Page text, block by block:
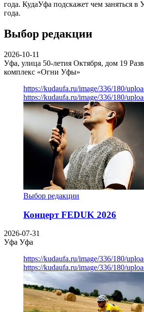
года. КудаУфа подскажет чем заняться
года.
Выбор редакции
2026-10-11
Уфа, улица 50-летия Октября, дом 19
комплекс «Огни Уфы»
https://kudaufa.ru/image/336/180/
https://kudaufa.ru/image/336/180/
Выбор редакции
Концерт FEDUK 2026
2026-07-31
Уфа Уфа
https://kudaufa.ru/image/336/180/
https://kudaufa.ru/image/336/180/